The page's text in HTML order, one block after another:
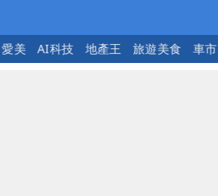
愛美 AI科技 地產王 旅遊美食 車市